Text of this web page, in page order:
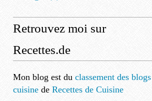
Retrouvez moi sur
Recettes.de
Mon blog est du classement des blogs
cuisine de Recettes de Cuisine